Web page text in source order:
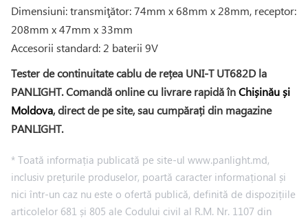
Dimensiuni: transmiţător: 74mm x 68mm x 28mm, receptor:
208mm x 47mm x 33mm
Accesorii standard: 2 baterii 9V
Tester de continuitate cablu de rețea UNI-T UT682D la
PANLIGHT. Comandă online cu livrare rapidă înChișinău și
Moldova, direct de pe site, sau cumpărați din magazine
PANLIGHT.
* Toată informația publicată pe site-ul www.panlight.md,
inclusiv prețurile produselor, poartă caracter informațional și
nici într-un caz nu este o ofertă publică, definită de dispozițiile
articolelor 681 și 805 ale Codului civil al R.M. Nr. 1107 din